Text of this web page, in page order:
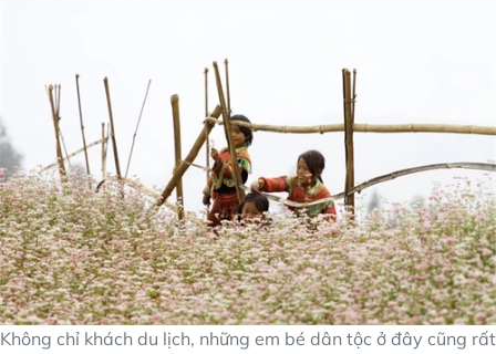
Không chỉ khách du lịch, những em bé dân tộc ở đây cũng rất